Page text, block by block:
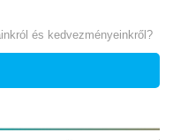
és kedvezményeinkről?